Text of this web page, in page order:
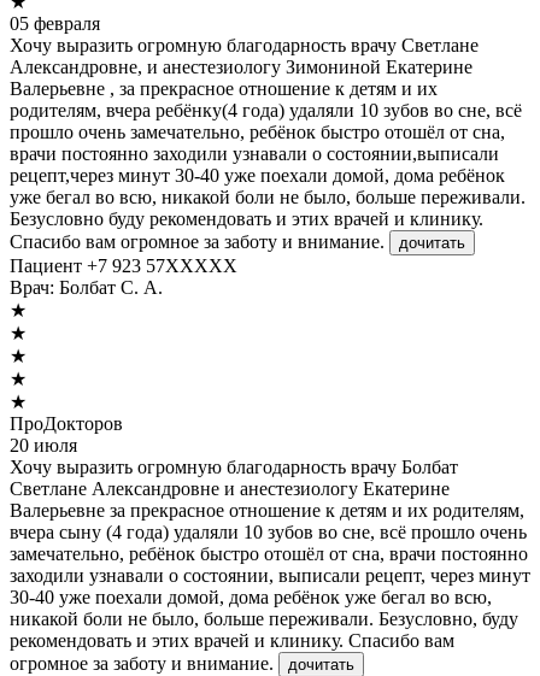
05 февраля
Хочу выразить огромную благодарность врачу Светлане
Александровне, и анестезиологу Зимониной Екатерине
Валерьевне , за прекрасное отношение к детям и их
родителям, вчера ребёнку(4 года) удаляли 10 зубов во сне, всё
прошло очень замечательно, ребёнок быстро отошёл от сна,
врачи постоянно заходили узнавали о состоянии,выписали
рецепт,через минут 30-40 уже поехали домой, дома ребёнок
уже бегал во всю, никакой боли не было, больше переживали.
Безусловно буду рекомендовать и этих врачей и клинику.
Спасибо вам огромное за заботу и внимание.
дочитать
Пациент +7 923 57XXXXX
Врач: Болбат С. А.
★
★
★
★
★
ПроДокторов
20 июля
Хочу выразить огромную благодарность врачу Болбат
Светлане Александровне и анестезиологу Екатерине
Валерьевне за прекрасное отношение к детям и их родителям,
вчера сыну (4 года) удаляли 10 зубов во сне, всё прошло очень
замечательно, ребёнок быстро отошёл от сна, врачи постоянно
заходили узнавали о состоянии, выписали рецепт, через минут
30-40 уже поехали домой, дома ребёнок уже бегал во всю,
никакой боли не было, больше переживали. Безусловно, буду
рекомендовать и этих врачей и клинику. Спасибо вам
огромное за заботу и внимание.
дочитать